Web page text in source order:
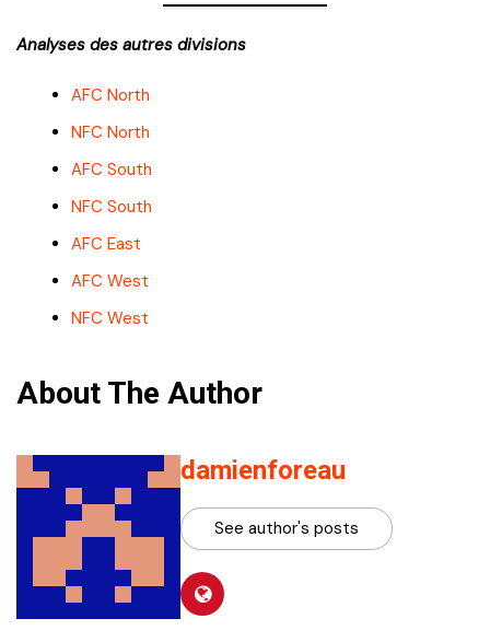
Analyses des autres divisions
AFC North
NFC North
AFC South
NFC South
AFC East
AFC West
NFC West
About The Author
damienforeau
See author's posts